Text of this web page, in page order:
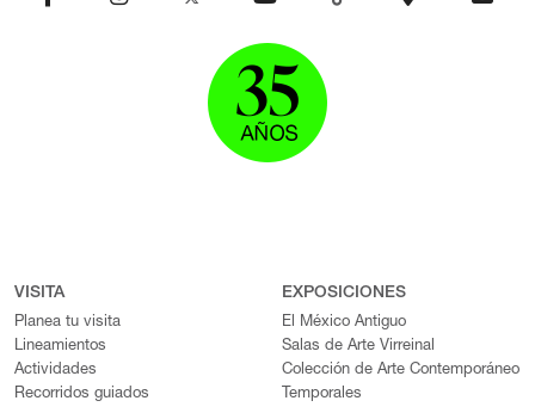
VISITA
Planea tu visita
Lineamientos
Actividades
Recorridos guiados
EXPOSICIONES
El México Antiguo
Salas de Arte Virreinal
Colección de Arte Contemporáneo
Temporales